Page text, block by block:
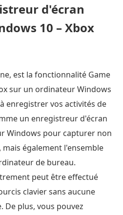
d'écran
10 – Xbox
est la fonctionnalité Game
sur un ordinateur Windows
enregistrer vos activités de
un enregistreur d'écran
Windows pour capturer non
également l'ensemble
de bureau.
peut être effectué
clavier sans aucune
De plus, vous pouvez